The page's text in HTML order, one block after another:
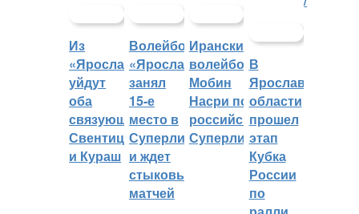
Из
«Ярославича»
уйдут
оба
связующих:
Свентицкис
и Кураш
Волейбольный
«Ярославич»
занял
15-е
место в
Суперлиге
и ждет
стыковых
матчей
Иранский
волейболист
Мобин
Насри покинет
российскую
Суперлигу
В
Ярославской
области
прошел
этап
Кубка
России
по